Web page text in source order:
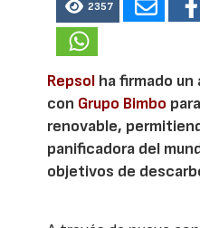
2357
Repsol ha firmado un
con Grupo Bimbo
renovable,
panificadora del
objetivos de